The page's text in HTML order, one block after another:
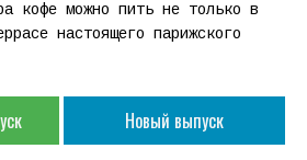
кофе можно пить не только в
настоящего парижского
Новый выпуск